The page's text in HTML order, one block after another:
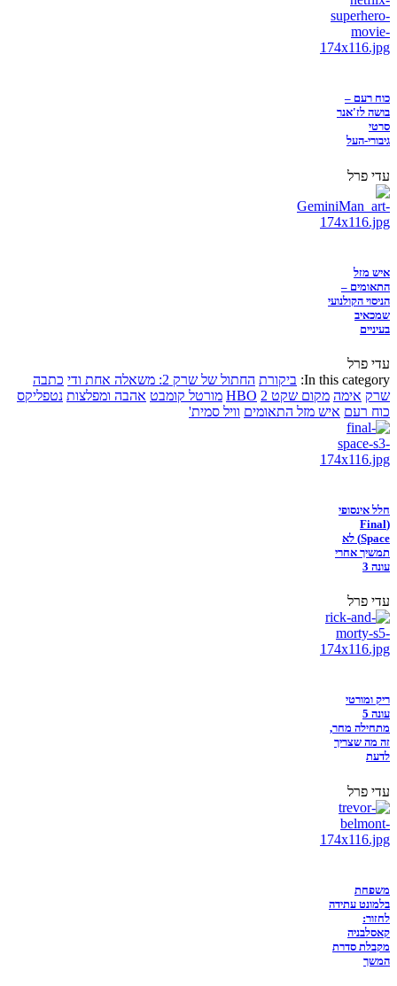
כוח רעם –
בושה לז'אנר
סרטי
גיבורי-העל
עדי פרל
איש מזל
התאומים –
הניסוי הקולנועי
שמכאיב
בעיניים
עדי פרל
In this category: ביקורת החתול של שרק 2: משאלה אחת ודי
כתבה
שרק אימה מקום שקט 2 HBO מורטל קומבט אהבה ומפלצות נטפליקס
כוח רעם איש מזל התאומים וויל סמית'
חלל אינסופי
(Final
Space) לא
תמשיך אחרי
עונה 3
עדי פרל
ריק ומורטי
עונה 5
מתחילה מחר,
זה מה שצריך
לדעת
עדי פרל
משפחת
בלמונט עתידה
לחזור:
קאסלבניה
מקבלת סדרת
המשך